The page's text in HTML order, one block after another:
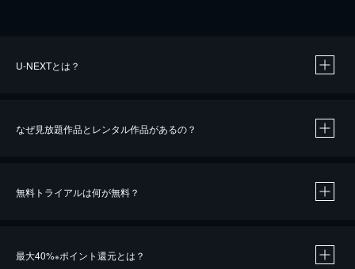
U-NEXTとは？
なぜ見放題作品とレンタル作品があるの？
無料トライアルは何が無料？
最大40%※ポイント還元とは？